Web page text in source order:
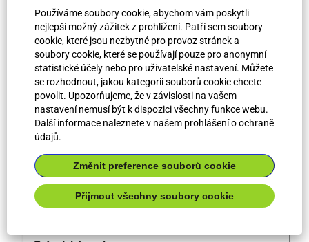
Používáme soubory cookie, abychom vám poskytli
nejlepší možný zážitek z prohlížení. Patří sem soubory
cookie, které jsou nezbytné pro provoz stránek a
soubory cookie, které se používají pouze pro anonymní
statistické účely nebo pro uživatelské nastavení. Můžete
se rozhodnout, jakou kategorii souborů cookie chcete
povolit. Upozorňujeme, že v závislosti na vašem
nastavení nemusí být k dispozici všechny funkce webu.
Další informace naleznete v našem prohlášení o ochraně
údajů.
Změnit preference souborů cookie
Přijmout všechny soubory cookie
Profesionální úroveň
Geschoold/Halfgeschoold
Typ pracoviště
Onsite Work
Město
Groningen
Stát/region
NL
Job ID
63594
informací
o
profesi.
mezerníkem